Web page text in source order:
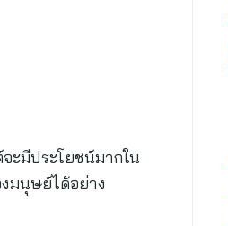
ะมีประโยชน์มากใน
มนุษย์ได้อย่าง